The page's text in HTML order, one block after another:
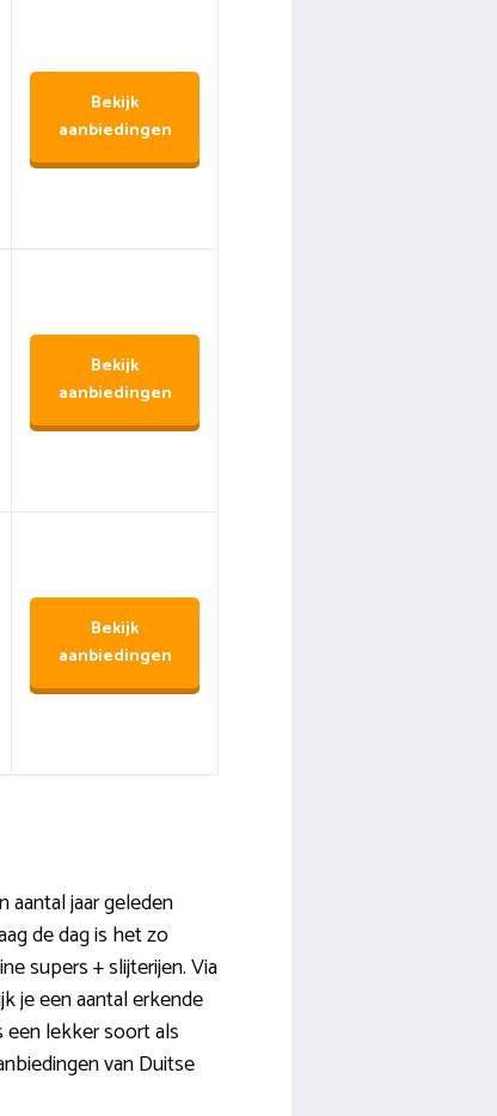
Bekijk
aanbiedingen
Bekijk
aanbiedingen
Bekijk
aanbiedingen
aantal jaar geleden
de dag is het zo
supers + slijterijen. Via
je een aantal erkende
een lekker soort als
van Duitse